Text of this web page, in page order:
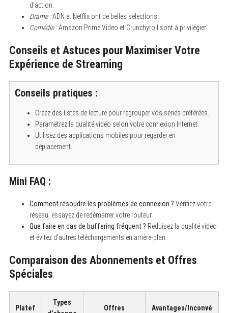
d’action.
Drame :ADN et Netflix ont de belles sélections.
Comédie :Amazon Prime Video et Crunchyroll sont à privilégier.
Conseils et Astuces pour Maximiser Votre
Expérience de Streaming
Conseils pratiques :
Créez des listes de lecture pour regrouper vos séries préférées.
Paramétrez la qualité vidéo selon votre connexion Internet.
Utilisez des applications mobiles pour regarder en
déplacement.
Mini FAQ :
Comment résoudre les problèmes de connexion ? Vérifiez votre
réseau, essayez de redémarrer votre routeur.
Que faire en cas de buffering fréquent ? Réduisez la qualité vidéo
et évitez d’autres téléchargements en arrière-plan.
Comparaison des Abonnements et Offres
Spéciales
Platef
Types
Offres Avantages/Inconvé
a
r
h
f
: